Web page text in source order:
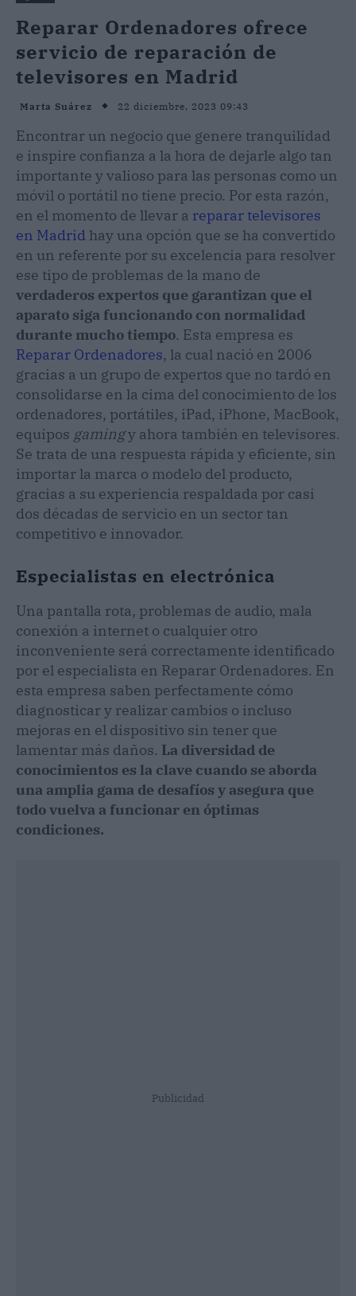
Reparar Ordenadores ofrece
servicio de reparación de
televisores en Madrid
Marta Suárez 22 diciembre, 2023 09:43
Encontrar un negocio que genere tranquilidad
e inspire confianza a la hora de dejarle algo tan
importante y valioso para las personas como un
móvil o portátil no tiene precio. Por esta razón,
en el momento de llevar a reparar televisores
en Madrid hay una opción que se ha convertido
en un referente por su excelencia para resolver
ese tipo de problemas de la mano de
verdaderos expertos que garantizan que el
aparato siga funcionando con normalidad
durante mucho tiempo. Esta empresa es
Reparar Ordenadores, la cual nació en 2006
gracias a un grupo de expertos que no tardó en
consolidarse en la cima del conocimiento de los
ordenadores, portátiles, iPad, iPhone, MacBook,
equipos gamingy ahora también en televisores.
Se trata de una respuesta rápida y eficiente, sin
importar la marca o modelo del producto,
gracias a su experiencia respaldada por casi
dos décadas de servicio en un sector tan
competitivo e innovador.
Especialistas en electrónica
Una pantalla rota, problemas de audio, mala
conexión a internet o cualquier otro
inconveniente será correctamente identificado
por el especialista en Reparar Ordenadores. En
esta empresa saben perfectamente cómo
diagnosticar y realizar cambios o incluso
mejoras en el dispositivo sin tener que
lamentar más daños. La diversidad de
conocimientos es la clave cuando se aborda
una amplia gama de desafíos y asegura que
todo vuelva a funcionar en óptimas
condiciones.
Publicidad